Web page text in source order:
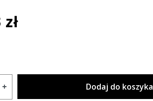
+ Dodaj do koszyka